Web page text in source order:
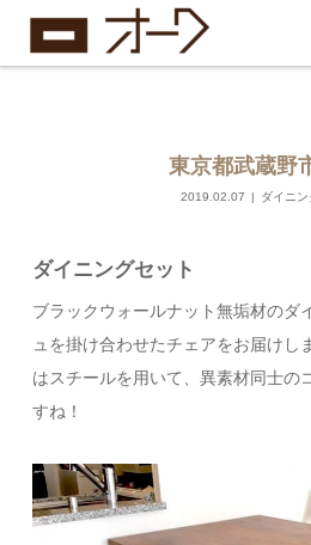
東京都武蔵野
2019.02.07 ダイニン
ダイニングセット
ブラックウォールナット無垢材のダ
ュを掛け合わせたチェアをお届けし
はスチールを用いて、異素材同士の
すね！